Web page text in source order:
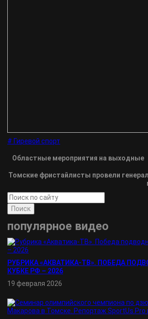
# Гиревой спорт
Областные мероприятия на выходные
Томские фристайлисты провели
Поиск
популярное видео
РУБРИКА «АКВАТИКА-TВ». ПОБЕДА
КУБКЕ РФ – 2026
19 февраля 2026